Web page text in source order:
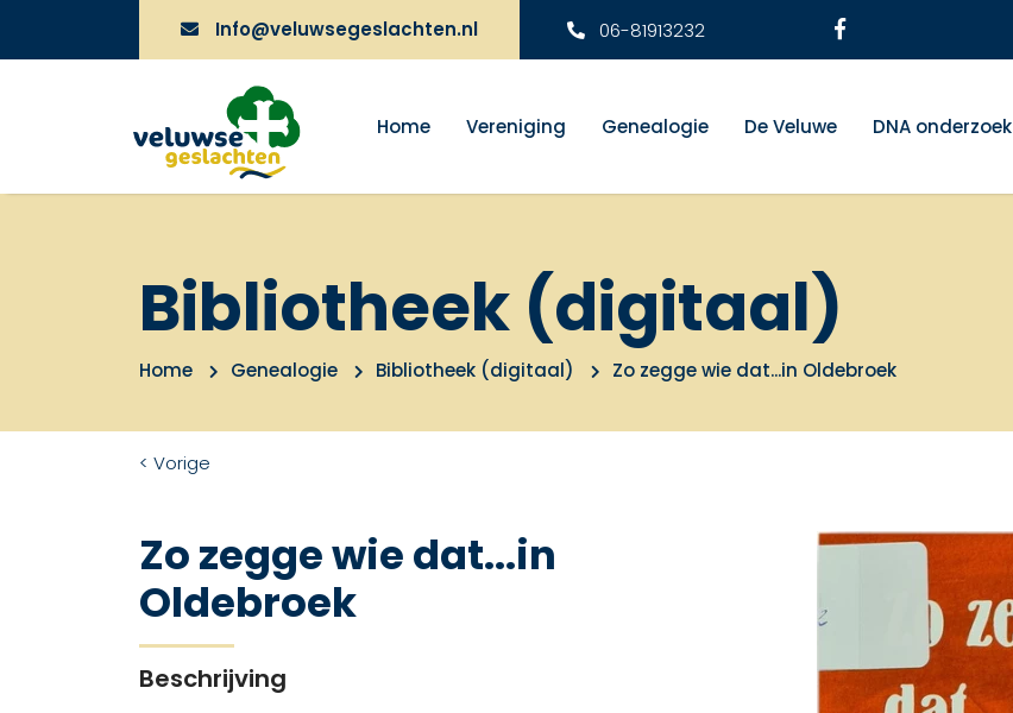
Info@veluwsegeslachten.nl 06-81913232
Home Vereniging Genealogie De Veluwe DNA onderzoek
Bibliotheek (digitaal)
Home Genealogie Bibliotheek (digitaal) Zo zegge wie dat...in Oldebroek
< Vorige
Zo zegge wie dat...in
Oldebroek
Beschrijving